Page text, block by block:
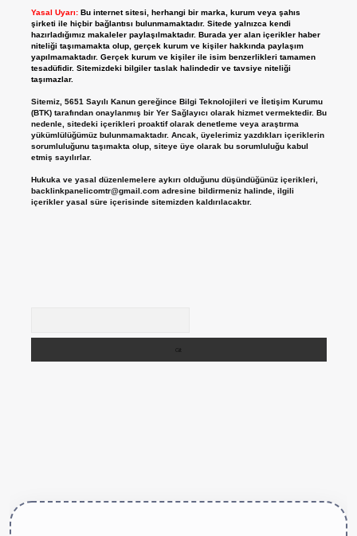
Yasal Uyarı: Bu internet sitesi, herhangi bir marka, kurum veya şahıs
şirketi ile hiçbir bağlantısı bulunmamaktadır. Sitede yalnızca kendi
hazırladığımız makaleler paylaşılmaktadır. Burada yer alan içerikler haber
niteliği taşımamakta olup, gerçek kurum ve kişiler hakkında paylaşım
yapılmamaktadır. Gerçek kurum ve kişiler ile isim benzerlikleri tamamen
tesadüfidir. Sitemizdeki bilgiler taslak halindedir ve tavsiye niteliği
taşımazlar.
Sitemiz, 5651 Sayılı Kanun gereğince Bilgi Teknolojileri ve İletişim Kurumu
(BTK) tarafından onaylanmış bir Yer Sağlayıcı olarak hizmet vermektedir. Bu
nedenle, sitedeki içerikleri proaktif olarak denetleme veya araştırma
yükümlülüğümüz bulunmamaktadır. Ancak, üyelerimiz yazdıkları içeriklerin
sorumluluğunu taşımakta olup, siteye üye olarak bu sorumluluğu kabul
etmiş sayılırlar.
Hukuka ve yasal düzenlemelere aykırı olduğunu düşündüğünüz içerikleri,
backlinkpanelicomtr@gmail.comadresine bildirmeniz halinde, ilgili
içerikler yasal süre içerisinde sitemizden kaldırılacaktır.